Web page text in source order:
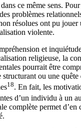
ce même sens.
problèmes
résolues ont pu jouer
violente.
et
religieuse, la
pourrait être
structurant ou une
18. En fait, les
d’un individu à un
complète permet d’en